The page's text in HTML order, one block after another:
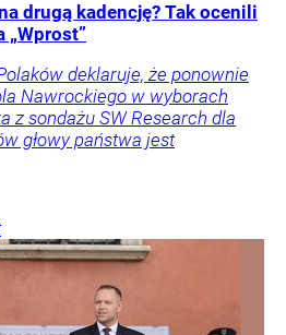
drugą kadencję? Tak ocenili
„Wprost”
deklaruje, że ponownie
Nawrockiego w wyborach
z sondażu SW Research dla
głowy państwa jest